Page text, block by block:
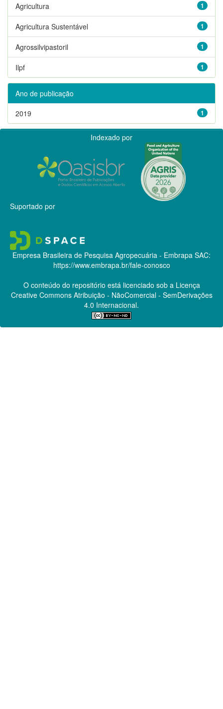
1
Agricultura
1
Agricultura Sustentável
1
Agrossilvipastoril
1
Ilpf
Ano de publicação
1
2019
Indexado por
Suportado por
Empresa Brasileira de Pesquisa Agropecuária - Embrapa SAC:
https://www.embrapa.br/fale-conosco
O conteúdo do repositório está licenciado sob a Licença
Creative CommonsAtribuição - NãoComercial - SemDerivações
4.0 Internacional.